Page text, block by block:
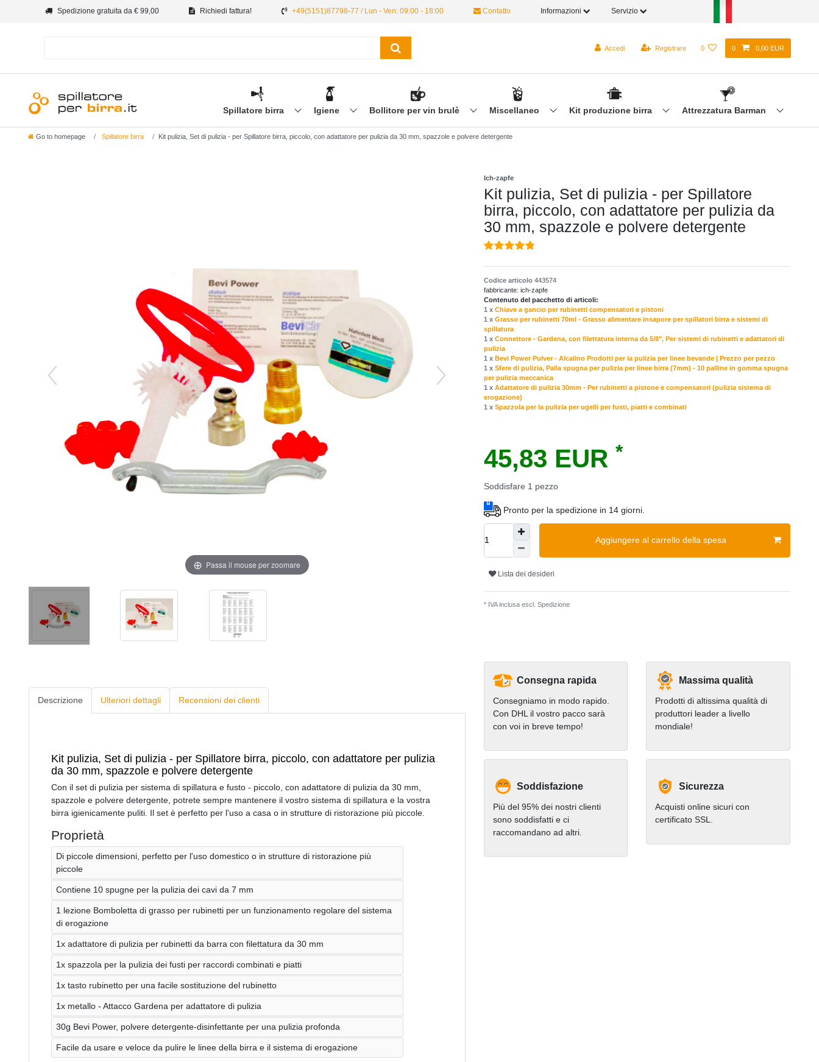
Spedizione gratuita da € 99,00 Richiedi fattura! +49(5151)87798-77 / Lun - Ven: 09:00 - 18:00 Contatto Informazioni Servizio
Accedi Registrare 0 0 0,00 EUR
Spillatore birra Igiene Bollitore per vin brulè Miscellaneo Kit produzione birra Attrezzatura Barman
Go to homepage Spillatore birra Kit pulizia, Set di pulizia - per Spillatore birra, piccolo, con adattatore per pulizia da 30 mm, spazzole e polvere detergente
Passa il mouse per zoomare
Ich-zapfe
Kit pulizia, Set di pulizia - per Spillatore
birra, piccolo, con adattatore per pulizia da
30 mm, spazzole e polvere detergente
Codice articolo 443574
fabbricante: ich-zapfe
Contenuto del pacchetto di articoli:
1 x Chiave a gancio per rubinetti compensatori e pistoni
1 x Grasso per rubinetti 70ml - Grasso alimentare insapore per spillatori birra e sistemi di
spillatura
1 x Connettore - Gardena, con filettatura interna da 5/8", Per sistemi di rubinetti e adattatori di
pulizia
1 x Bevi Power Pulver - Alcalino Prodotti per la pulizia per linee bevande | Prezzo per pezzo
1 x Sfere di pulizia, Palla spugna per pulizia per linee birra (7mm) - 10 palline in gomma spugna
per pulizia meccanica
1 x Adattatore di pulizia 30mm - Per rubinetti a pistone e compensatori (pulizia sistema di
erogazione)
1 x Spazzola per la pulizia per ugelli per fusti, piatti e combinati
45,83 EUR *
Soddisfare 1 pezzo
Pronto per la spedizione in 14 giorni.
Aggiungere al carrello della spesa
Lista dei desideri
* IVA inclusa escl. Spedizione
Descrizione Ulteriori dettagli Recensioni dei clienti
Kit pulizia, Set di pulizia - per Spillatore birra, piccolo, con adattatore per pulizia
da 30 mm, spazzole e polvere detergente
Con il set di pulizia per sistema di spillatura e fusto - piccolo, con adattatore di pulizia da 30 mm,
spazzole e polvere detergente, potrete sempre mantenere il vostro sistema di spillatura e la vostra
birra igienicamente puliti. Il set è perfetto per l'uso a casa o in strutture di ristorazione più piccole.
Proprietà
Di piccole dimensioni, perfetto per l'uso domestico o in strutture di ristorazione più
piccole
Contiene 10 spugne per la pulizia dei cavi da 7 mm
1 lezione Bomboletta di grasso per rubinetti per un funzionamento regolare del sistema
di erogazione
1x adattatore di pulizia per rubinetti da barra con filettatura da 30 mm
1x spazzola per la pulizia dei fusti per raccordi combinati e piatti
1x tasto rubinetto per una facile sostituzione del rubinetto
1x metallo - Attacco Gardena per adattatore di pulizia
30g Bevi Power, polvere detergente-disinfettante per una pulizia profonda
Facile da usare e veloce da pulire le linee della birra e il sistema di erogazione
Consegna rapida
Consegniamo in modo rapido.
Con DHL il vostro pacco sarà
con voi in breve tempo!
Massima qualità
Prodotti di altissima qualità di
produttori leader a livello
mondiale!
Soddisfazione
Più del 95% dei nostri clienti
sono soddisfatti e ci
raccomandano ad altri.
Sicurezza
Acquisti online sicuri con
certificato SSL.